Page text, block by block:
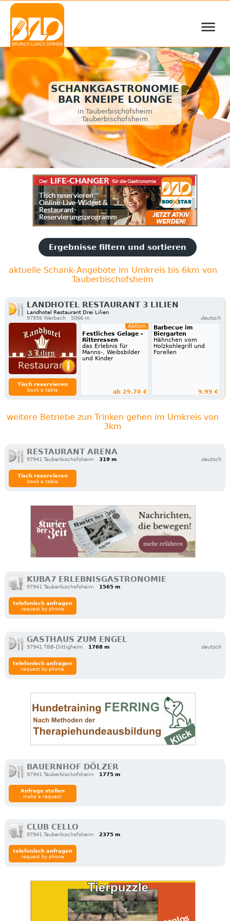
≡
SCHANKGASTRONOMIE
BAR KNEIPE LOUNGE
in Tauberbischofsheim
Tauberbischofsheim
Ergebnisse filtern und sortieren
aktuelle Schank-Angebote im Umkreis bis 6km von
Tauberbischofsheim
LANDHOTEL RESTAURANT 3 LILIEN
Landhotel Restaurant Drei Lilien
97956 Werbach
5066 m deutsch
Tisch reservieren
book a table
Aktion
Festliches Gelage -
Ritteressen
das Erlebnis für
Manns-, Weibsbilder
und Kinder
ab 29.70 €
Barbecue im
Biergarten
Hähnchen vom
Holzkohlegrill und
Forellen
9.99 €
weitere Betriebe zun Trinken gehen im Umkreis von
3km
RESTAURANT ARENA
97941 Tauberbischofsheim 319 m deutsch
Tisch reservieren
book a table
KUBA7 ERLEBNISGASTRONOMIE
97941 Tauberbischofsheim 1565 m
telefonisch anfragen
request by phone
GASTHAUS ZUM ENGEL
97941 TBB-Dittigheim 1768 m deutsch
telefonisch anfragen
request by phone
BAUERNHOF DÖLZER
97941 Tauberbischofsheim 1775 m
Anfrage stellen
make a request
CLUB CELLO
97941 Tauberbischofsheim 2375 m
telefonisch anfragen
request by phone